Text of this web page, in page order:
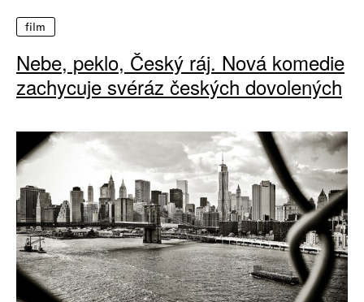
film
Nebe, peklo, Český ráj. Nová komedie
zachycuje svéráz českých dovolených